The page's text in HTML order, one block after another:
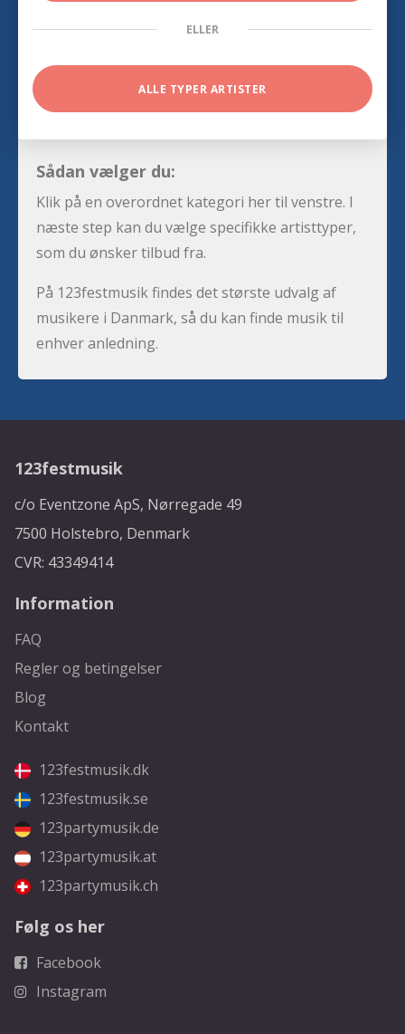
ELLER
ALLE TYPER ARTISTER
Sådan vælger du:
Klik på en overordnet kategori her til venstre. I
næste step kan du vælge specifikke artisttyper,
som du ønsker tilbud fra.
På 123festmusik findes det største udvalg af
musikere i Danmark, så du kan finde musik til
enhver anledning.
123festmusik
c/o Eventzone ApS, Nørregade 49
7500 Holstebro, Denmark
CVR: 43349414
Information
FAQ
Regler og betingelser
Blog
Kontakt
123festmusik.dk
123festmusik.se
123partymusik.de
123partymusik.at
123partymusik.ch
Følg os her
Facebook
Instagram